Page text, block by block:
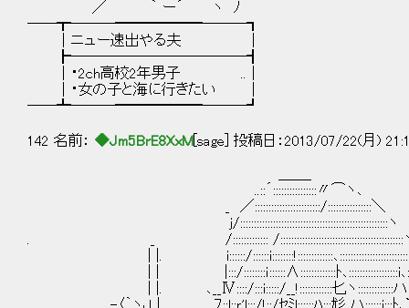
／ ｀ ー´ ヽ ﾉ
──┳───━━━━━━───┓
│ニュー速出やる夫 │
┣────────────┫
│・2ch高校2年男子 ..│
│・女の子と海に行きたい │
──┻───━━━━━━───┛
142 名前： ◆Jm5BrE8XxM [sage] 投稿日：2013/07/22(月)
..::´::::::::::::::::〃⌒ヽ､
_ ／::::::::::::::::::::::::/::::::::::::::::＼
ｊ/::::::::::::::::::::::::::::::::::::::::::::::::::::::ヽ
. _ /::::::::::::: /:::::::::::::::::::::::::::::::::::::::::::::
| |. i::::::/::::::i::::::::!:::::::::::::､
| | |:::/::::::::ｉ::::::∧:::::::::::::ﾄ､::::::::::::::::::i､
| |. ､__Ⅳ::::/:::i:::::/__!::::::::::::匕ヽ:::::::::::::